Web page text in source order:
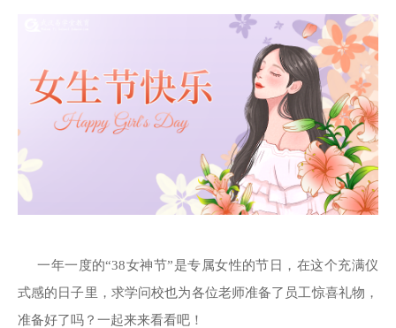
一年一度的“38女神节”是专属女性的节日，在这个充满仪
式感的日子里，求学问校也为各位老师准备了员工惊喜礼物，
准备好了吗？一起来来看看吧！